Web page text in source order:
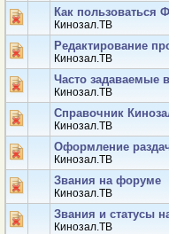
Как пользоваться
Кинозал.ТВ
Редактирование
Кинозал.ТВ
Часто задаваемые
Кинозал.ТВ
Справочник
Кинозал.ТВ
Оформление
Кинозал.ТВ
Звания на форуме
Кинозал.ТВ
Звания и статусы
Кинозал.ТВ